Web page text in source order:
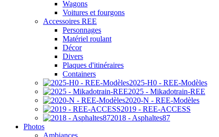
Wagons
Voitures et fourgons
Accessoires REE
Personnages
Matériel roulant
Décor
Divers
Plaques d'itinéraires
Containers
2025-H0 - REE-Modèles
2025 - Mikadotrain-REE
2020-N - REE-Modèles
2019 - REE-ACCESS
2018 - Asphaltes87
Photos
Ambiances